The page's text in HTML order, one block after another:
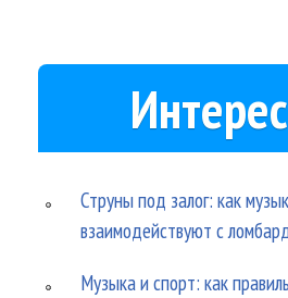
Струны под залог: как
взаимодействуют с
Музыка и спорт: как